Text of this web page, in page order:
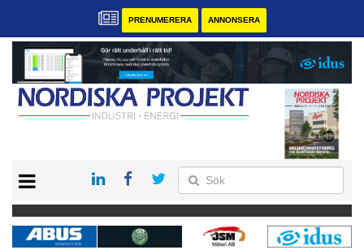
PRENUMERERA ANNONSERA
KONTAKT